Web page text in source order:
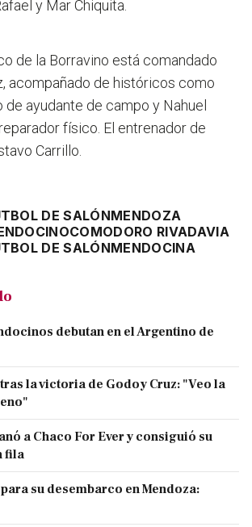
y Mar Chiquita.
de la Borravino está comandado
acompañado de históricos como
de ayudante de campo y Nahuel
físico. El entrenador de
Carrillo.
DE SALÓNMENDOZA
COMODORO RIVADAVIA
DE SALÓNMENDOCINA
debutan en el Argentino de
la victoria de Godoy Cruz: "Veo la
a Chaco For Ever y consiguió su
fila
su desembarco en Mendoza: